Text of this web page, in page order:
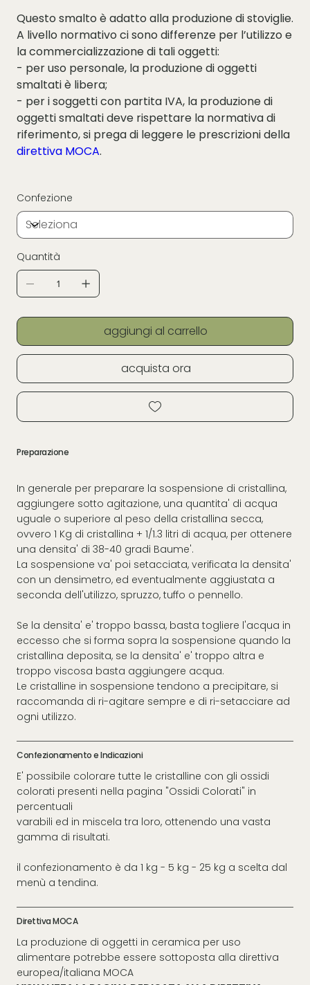
Questo smalto è adatto alla produzione di stoviglie.
A livello normativo ci sono differenze per l’utilizzo e
la commercializzazione di tali oggetti:
- per uso personale, la produzione di oggetti
smaltati è libera;
- per i soggetti con partita IVA, la produzione di
oggetti smaltati deve rispettare la normativa di
riferimento, si prega di leggere le prescrizioni della
direttiva MOCA.
Confezione
Quantità
aggiungi al carrello
acquista ora
Preparazione
In generale per preparare la sospensione di cristallina,
aggiungere sotto agitazione, una quantita' di acqua
uguale o superiore al peso della cristallina secca,
ovvero 1 Kg di cristallina + 1/1.3 litri di acqua, per ottenere
una densita' di 38-40 gradi Baume'.
La sospensione va' poi setacciata, verificata la densita'
con un densimetro, ed eventualmente aggiustata a
seconda dell'utilizzo, spruzzo, tuffo o pennello.
Se la densita' e' troppo bassa, basta togliere l'acqua in
eccesso che si forma sopra la sospensione quando la
cristallina deposita, se la densita' e' troppo altra e
troppo viscosa basta aggiungere acqua.
Le cristalline in sospensione tendono a precipitare, si
raccomanda di ri-agitare sempre e di ri-setacciare ad
ogni utilizzo.
Confezionamento e Indicazioni
E' possibile colorare tutte le cristalline con gli ossidi
colorati presenti nella pagina "Ossidi Colorati" in
percentuali
varabili ed in miscela tra loro, ottenendo una vasta
gamma di risultati.
il confezionamento è da 1 kg - 5 kg - 25 kg a scelta dal
menù a tendina.
Direttiva MOCA
La produzione di oggetti in ceramica per uso
alimentare potrebbe essere sottoposta alla direttiva
europea/italiana MOCA